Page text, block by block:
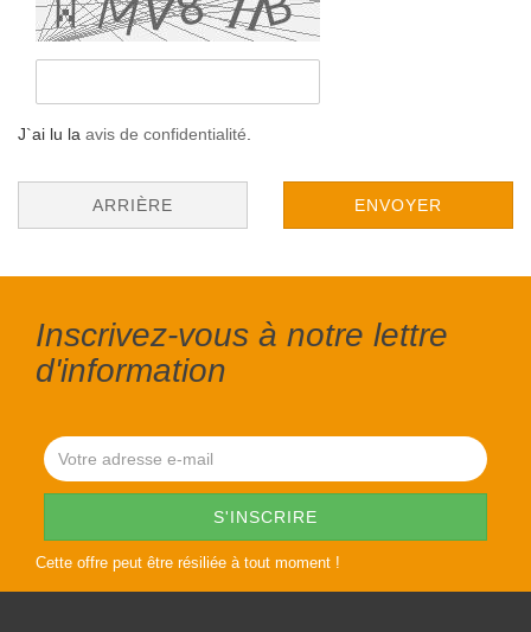
J`ai lu la avis de confidentialité
ARRIÈRE ENVOYER
Inscrivez-vous à notre lettre
d'information
Cette offre peut être résiliée à tout moment !